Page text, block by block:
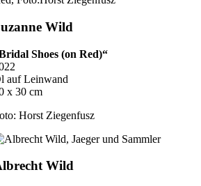
Wild
Shoes (on Red)“
auf Leinwand
x 30 cm
Horst Ziegenfusz
Wild